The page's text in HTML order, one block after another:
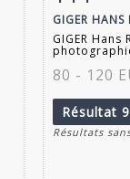
GIGER HANS
GIGER Hans
80 - 120
Résultat
Résultats